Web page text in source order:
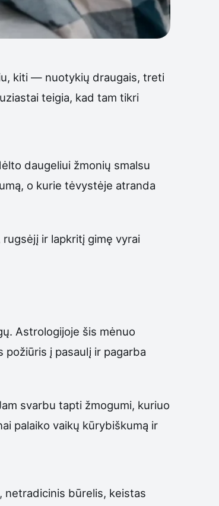
kiti — nuotykių draugais, treti
teigia, kad tam tikri
daugeliui žmonių smalsu
o kurie tėvystėje atranda
ir lapkritį gimę vyrai
Astrologijoje šis mėnuo
į pasaulį ir pagarba
svarbu tapti žmogumi, kuriuo
palaiko vaikų kūrybiškumą ir
netradicinis būrelis, keistas